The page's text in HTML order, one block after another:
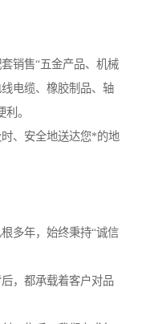
销售“五金产品、机械
电缆、橡胶制品、轴
。
、安全地送达您*的地
多年，始终秉持“诚信
，都承载着客户对品